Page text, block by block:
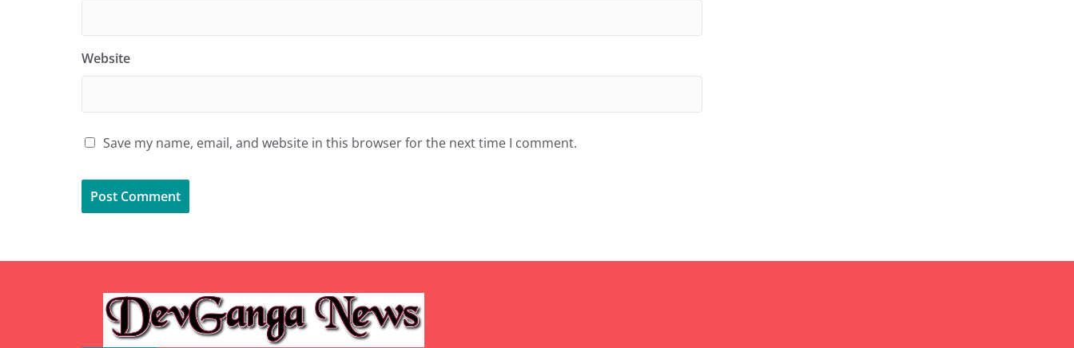
Website
Save my name, email, and website in this browser for the next time I comment.